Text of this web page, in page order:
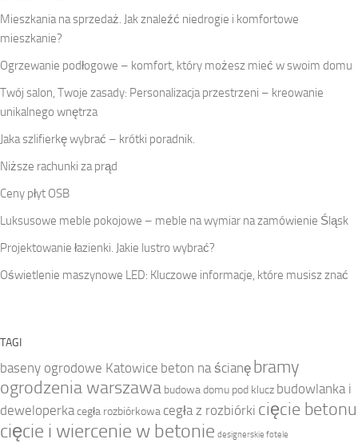
Mieszkania na sprzedaż. Jak znaleźć niedrogie i komfortowe
mieszkanie?
Ogrzewanie podłogowe – komfort, który możesz mieć w swoim domu
Twój salon, Twoje zasady: Personalizacja przestrzeni – kreowanie
unikalnego wnętrza
Jaka szlifierkę wybrać – krótki poradnik.
Niższe rachunki za prąd
Ceny płyt OSB
Luksusowe meble pokojowe – meble na wymiar na zamówienie Śląsk
Projektowanie łazienki. Jakie lustro wybrać?
Oświetlenie maszynowe LED: Kluczowe informacje, które musisz znać
TAGI
baseny ogrodowe Katowice beton na ścianę bramy
ogrodzenia warszawa budowa domu pod klucz budowlanka i
deweloperkacegła rozbiórkowa cegła z rozbiórki cięcie betonu
cięcie i wiercenie w betonie designerskie fotele